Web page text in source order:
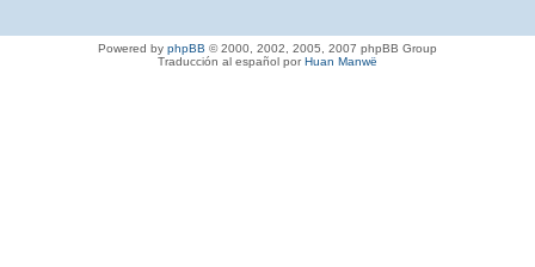
Powered by phpBB © 2000, 2002, 2005, 2007 phpBB Group
Traducción al español porHuan Manwë